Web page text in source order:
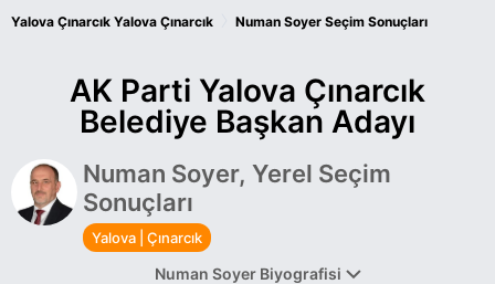
Yalova Çınarcık Yalova Çınarcık Numan Soyer Seçim Sonuçları
AK Parti Yalova Çınarcık
Belediye Başkan Adayı
Numan Soyer, Yerel Seçim
Sonuçları
Yalova | Çınarcık
Numan Soyer Biyografisi